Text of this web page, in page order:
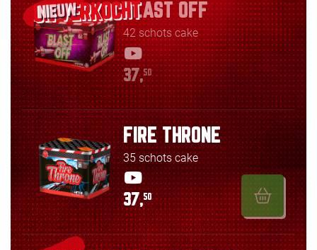
NIEUW BLAST OFF
42 schots cake
37,50
FIRE THRONE
35 schots cake
37,50